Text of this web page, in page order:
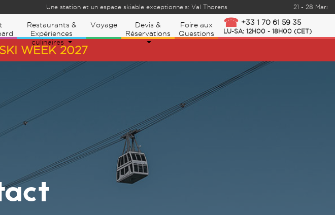
Une station et un espace skiable exceptionnels: Val Thorens 21 - 28 Mars
Restaurants &
Expériences
culinaires
Voyage
Devis &
Réservations
Foire aux
Questions
+33 1 70 61 59 35
LU-SA: 12H00 - 18H00 (CET)
WEEK 2027